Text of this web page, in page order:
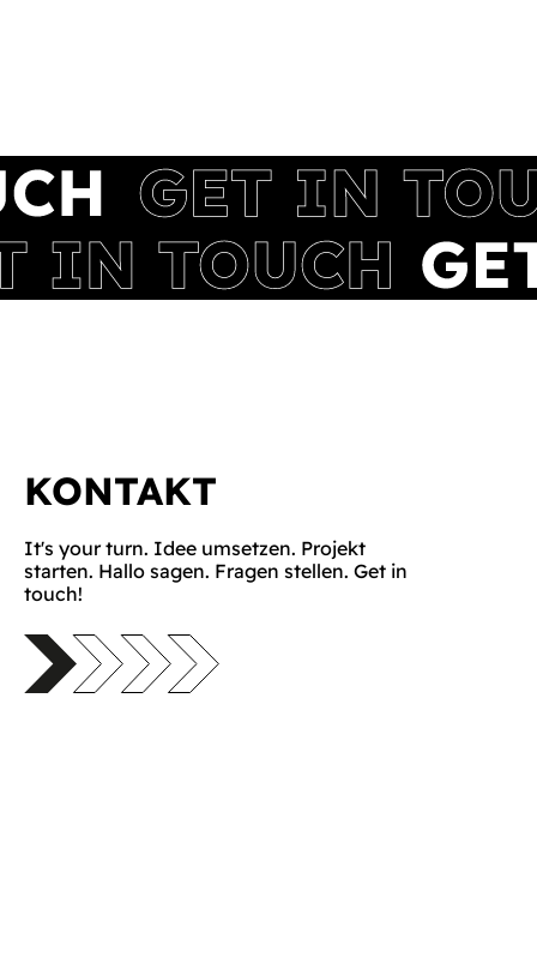
KONTAKT
It's your turn. Idee umsetzen. Projekt
starten. Hallo sagen. Fragen stellen. Get in
touch!